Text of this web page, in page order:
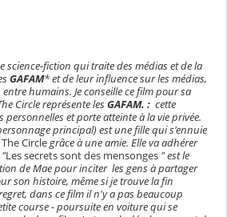
science-fiction qui traite des médias et de la
GAFAM* et de leur influence sur les médias,
humains. Je conseille ce film pour sa
Circle représente lesGAFAM. : cette
personnelles et porte atteinte à la vie privée.
principal) est une fille qui s'ennuie
The Circlegrâce à une amie. Elle va adhérer
"Les secrets sont des mensonges " est le
de Mae pour inciter les gens à partager
son histoire, même si je trouve la fin
dans ce film il n'y a pas beaucoup
course - poursuite en voiture qui se